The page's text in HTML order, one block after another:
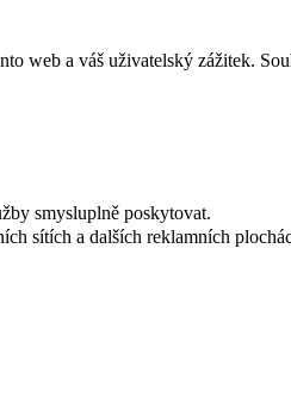
web a váš uživatelský zážitek.
smysluplně poskytovat.
sítích a dalších reklamních